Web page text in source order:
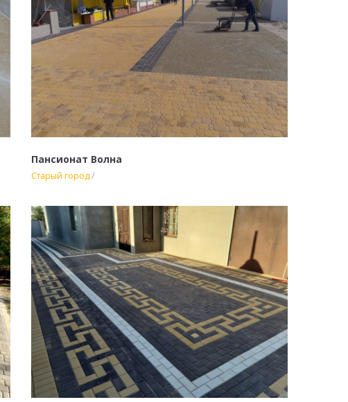
Пансионат Волна
Старый город/